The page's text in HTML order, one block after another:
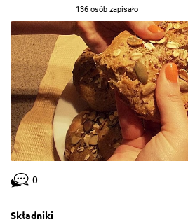
136 osób zapisało
0
Składniki